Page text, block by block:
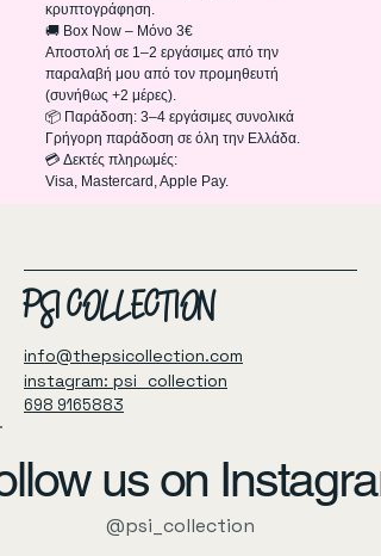
κρυπτογράφηση.
🚚 Box Now – Μόνο 3€
Αποστολή σε 1–2 εργάσιμες από την
παραλαβή μου από τον προμηθευτή
(συνήθως +2 μέρες).
📦 Παράδοση: 3–4 εργάσιμες συνολικά
Γρήγορη παράδοση σε όλη την Ελλάδα.
💳 Δεκτές πληρωμές:
Visa, Mastercard, Apple Pay.
PSI COLLECTION
info@thepsicollection.com
instagram: psi_collection
698 9165883
us on
@psi_collection